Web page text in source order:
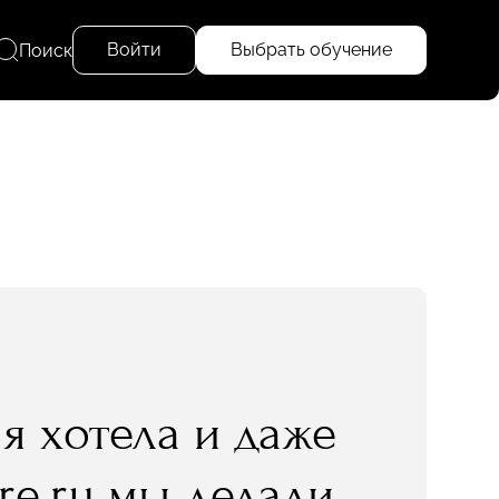
Поиск Войти Выбрать обучение
хотела и даже